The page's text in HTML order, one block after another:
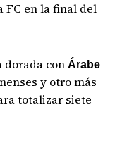
FC en la final del
dorada conÁrabe
y otro más
totalizar siete